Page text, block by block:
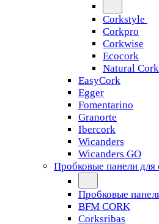
Corkstyle
Corkpro
Corkwise
Ecocork
Natural Cork
EasyCork
Egger
Fomentarino
Granorte
Ibercork
Wicanders
Wicanders GO
Пробковые панели для
Пробковые
BFM CORK
Corksribas